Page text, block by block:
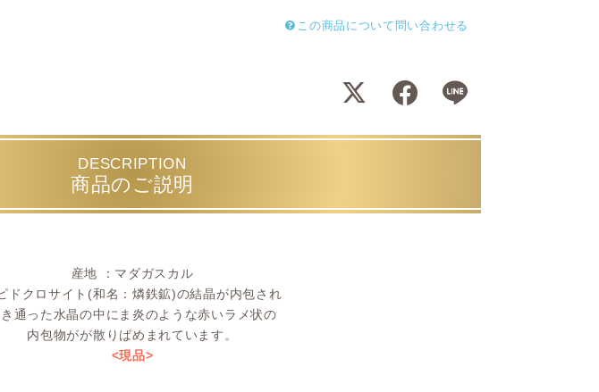
この商品について問い合わせる
DESCRIPTION
商品のご説明
産地 ：マダガスカル
ドクロサイト(和名：燐鉄鉱)の結晶が内包され
通った水晶の中にま炎のような赤いラメ状の
内包物がが散りばめまれています。
<現品>